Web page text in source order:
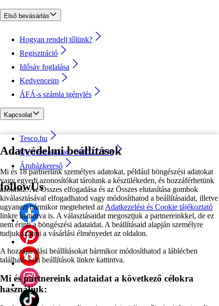
Adatvédelmi beállítások
Mi és 18 partnerünk személyes adatokat, például böngészési adatokat
vagy egyedi azonosítókat tárolunk a készülékeden, és hozzáférhetünk
azokhoz. Az Összes elfogadása és az Összes elutasítása gombok
kiválasztásával elfogadhatod vagy módosíthatod a beállításaidat, illetve
ugyanezt bármikor megteheted az Adatkezelési és Cookie tájékoztató
linkre kattintva is. A választásaidat megosztjuk a partnereinkkel, de ez
nem érinti a böngészési adataidat. A beállításaid alapján személyre
tudjuk szabni a vásárlási élményedet az oldalon.
A hozzájárulási beállításokat bármikor módosíthatod a láblécben
található Süti beállítások linkre kattintva.
Mi és partnereink adataidat a következő célokra
használjuk:
Első bevásárlás
Hogyan rendelj tőlünk?
Regisztráció
Idősáv foglalása
Kedvenceim
ÁFÁ-s számla igénylés
Kapcsolat
Tesco.hu
Ügyfélszolgálat - 0680222333
Áruházkereső
followUs